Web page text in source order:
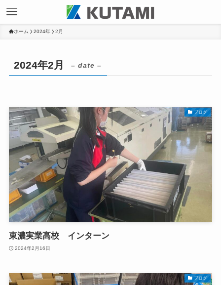
ホーム 2024年 2月
2024年2月 – date –
ブログ
東濃実業高校 インターン
2024年2月16日
ブログ